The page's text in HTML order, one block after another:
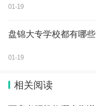
01-19
盘锦大专学校都有哪些
01-19
相关阅读